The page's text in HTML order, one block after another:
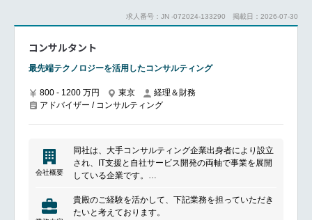
売上、在庫、各種費用のとりまとめ（エクセルでのデ
経営陣へのレポート作成（定例句を使った英語含む）
ト
整
求人番号：JN -072024-133290 掲載日：2026-07-30
コンサルタント
最先端テクノロジーを活用したコンサルティング
800 - 1200 万円 東京
経理＆財務
アドバイザー / コンサルティング
会社概要
同社は、大手コンサルティング企業出身者により設立
され、IT支援と自社サービス開発の両軸で事業を展開
している企業です。
ウド導入や業務効率化、セキュリティ強化など、企業
のIT課題に幅広く対応しています。
貴殿のご経験を活かして、下記業務を担っていただき
たいと考えております。